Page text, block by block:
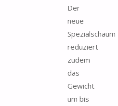
Der
neue
Spezialschaum
reduziert
zudem
das
Gewicht
um bis